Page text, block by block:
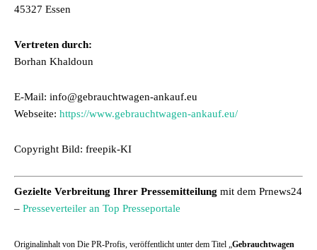
45327 Essen
Vertreten durch:
Borhan Khaldoun
E-Mail: info@gebrauchtwagen-ankauf.eu
Webseite: https://www.gebrauchtwagen-ankauf.eu/
Copyright Bild: freepik-KI
Gezielte Verbreitung Ihrer Pressemitteilung mit dem Prnews24
– Presseverteiler an Top Presseportale
Originalinhalt von Die PR-Profis, veröffentlicht unter dem Titel „ Gebrauchtwagen